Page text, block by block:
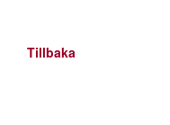
Tillbaka